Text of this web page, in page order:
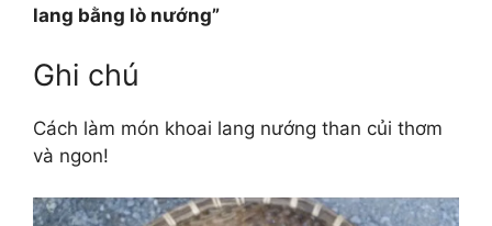
lang bằng lò nướng”
Ghi chú
Cách làm món khoai lang nướng than củi thơm
và ngon!